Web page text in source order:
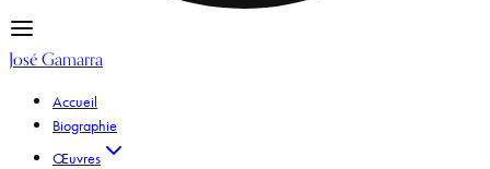
José Gamarra
Accueil
Biographie
Œuvres